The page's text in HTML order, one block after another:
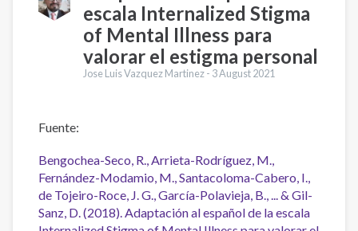
escala Internalized Stigma
of Mental Illness para
valorar el estigma personal
Jose Luis Vazquez Martinez - 3 August 2021
Fuente:
Bengochea-Seco, R., Arrieta-Rodríguez, M.,
Fernández-Modamio, M., Santacoloma-Cabero, I.,
de Tojeiro-Roce, J. G., García-Polavieja, B., ... & Gil-
Sanz, D. (2018). Adaptación al español de la escala